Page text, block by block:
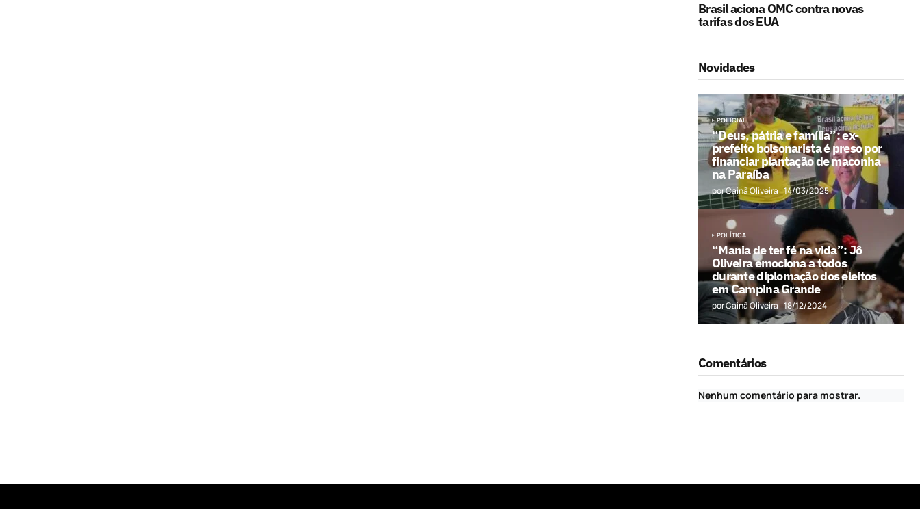
Brasil aciona OMC contra novas
tarifas dos EUA
Novidades
POLICIAL
“Deus, pátria e família”: ex-
prefeito bolsonarista é preso por
financiar plantação de maconha
na Paraíba
por Cainã Oliveira 14/03/2025
POLÍTICA
“Mania de ter fé na vida”: Jô
Oliveira emociona a todos
durante diplomação dos eleitos
em Campina Grande
por Cainã Oliveira 18/12/2024
Comentários
Nenhum comentário para mostrar.